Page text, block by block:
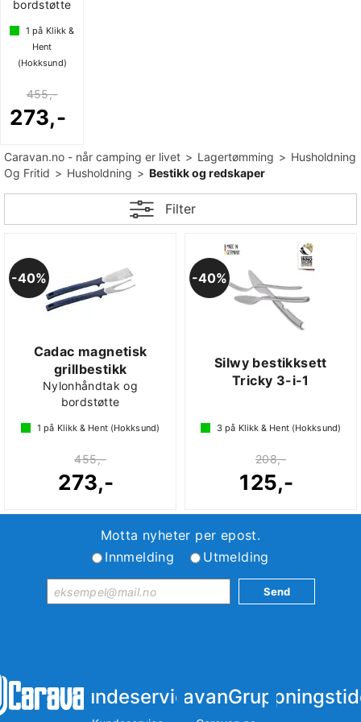
bordstøtte
1 på Klikk &
Hent
(Hokksund)
455,-
273,-
Caravan.no - når camping er livet>Lagertømming>Husholdning
Og Fritid>Husholdning>Bestikk og redskaper
Filter
40%
Cadac magnetisk
grillbestikk
Nylonhåndtak og
bordstøtte
1 på Klikk & Hent (Hokksund)
455,-
273,-
40%
Silwy bestikksett
Tricky 3-i-1
3 på Klikk & Hent (Hokksund)
208,-
125,-
Motta nyheter per epost.
Innmelding
Utmelding
KundeserviceiCaravanGruppen